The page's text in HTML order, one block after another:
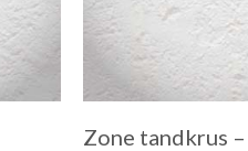
Zone tandkrus